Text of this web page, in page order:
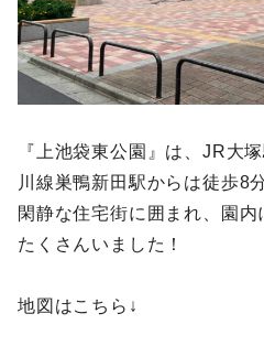
『上池袋東公園』は、JR大
川線巣鴨新田駅からは徒歩8
閑静な住宅街に囲まれ、園
たくさんいました！
地図はこちら↓